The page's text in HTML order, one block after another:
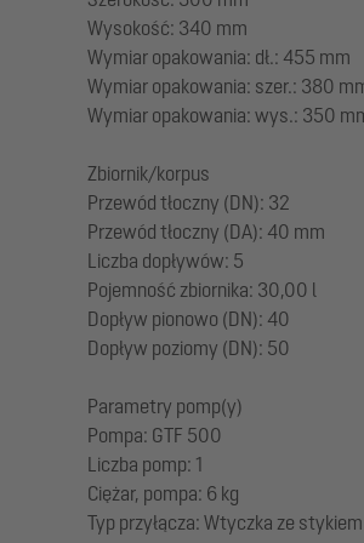
Wysokość: 340 mm
Wymiar opakowania: dł.: 455 mm
Wymiar opakowania: szer.: 380
Wymiar opakowania: wys.: 350
Zbiornik/korpus
Przewód tłoczny (DN): 32
Przewód tłoczny (DA): 40 mm
Liczba dopływów: 5
Pojemność zbiornika: 30,00 l
Dopływ pionowo (DN): 40
Dopływ poziomy (DN): 50
Parametry pomp(y)
Pompa: GTF 500
Liczba pomp: 1
Ciężar, pompa: 6 kg
Typ przyłącza: Wtyczka ze